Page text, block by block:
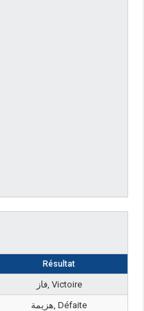
Résultat
فاز, Victoire
هزيمة, Défaite